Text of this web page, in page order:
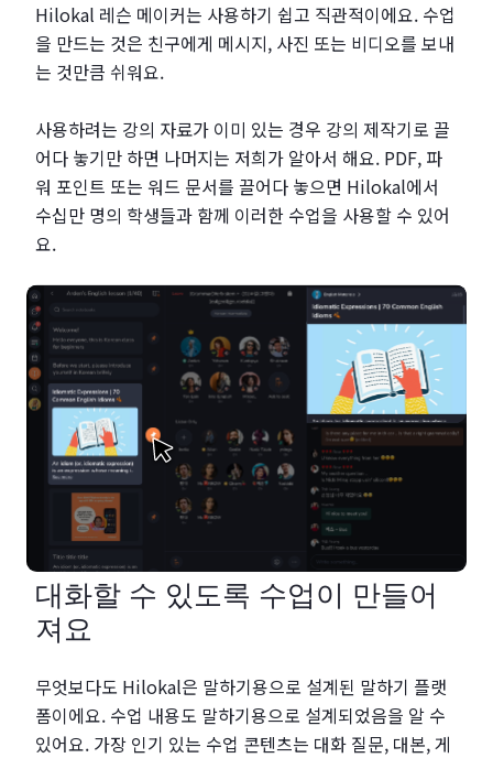
Hilokal 레슨 메이커는 사용하기 쉽고 직관적이에요. 수업
을 만드는 것은 친구에게 메시지, 사진 또는 비디오를 보내
는 것만큼 쉬워요.
사용하려는 강의 자료가 이미 있는 경우 강의 제작기로 끌
어다 놓기만 하면 나머지는 저희가 알아서 해요. PDF, 파
워 포인트 또는 워드 문서를 끌어다 놓으면 Hilokal에서
수십만 명의 학생들과 함께 이러한 수업을 사용할 수 있어
요.
대화할 수 있도록 수업이 만들어
져요
무엇보다도 Hilokal은 말하기용으로 설계된 말하기 플랫
폼이에요. 수업 내용도 말하기용으로 설계되었음을 알 수
있어요. 가장 인기 있는 수업 콘텐츠는 대화 질문, 대본, 게